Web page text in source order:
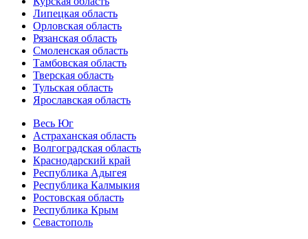
Липецкая область
Орловская область
Рязанская область
Смоленская область
Тамбовская область
Тверская область
Тульская область
Ярославская область
Весь Юг
Астраханская область
Волгоградская область
Краснодарский край
Республика Адыгея
Республика Калмыкия
Ростовская область
Республика Крым
Севастополь